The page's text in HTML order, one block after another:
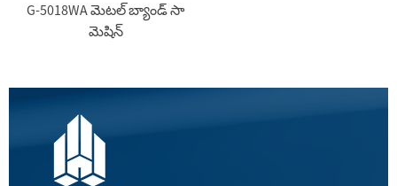
G-5018WA మెటల్ బ్యాండ్ సా
మెషిన్